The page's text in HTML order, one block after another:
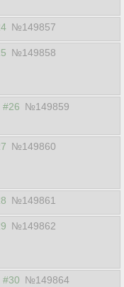
№149857
№149858
#26 №149859
№149860
№149861
№149862
#30 №149864